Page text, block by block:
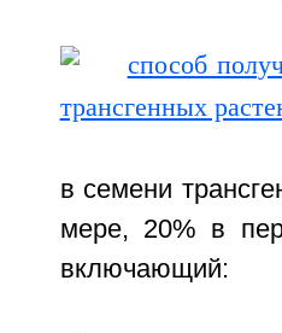
в семени
мере, 20% в
включающий: